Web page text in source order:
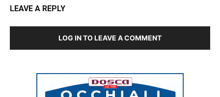
LEAVE A REPLY
LOG IN TO LEAVE A COMMENT